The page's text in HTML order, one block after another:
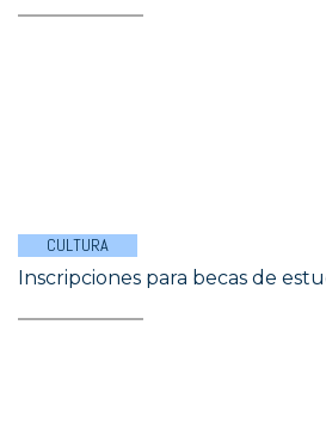
CULTURA
Inscripciones para becas de